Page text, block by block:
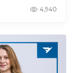
4,940